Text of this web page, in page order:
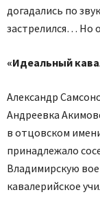
догадались по
застрелился… Но
«Идеальный
Александр
Андреевка
в отцовском
принадлежало
Владимирскую
кавалерийское